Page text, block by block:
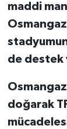
maddi
de destek
doğarak